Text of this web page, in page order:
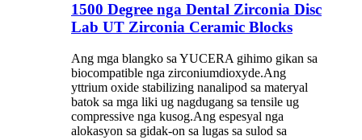
1500 Degree nga Dental Zirconia Disc
Lab UT Zirconia Ceramic Blocks
Ang mga blangko sa YUCERA gihimo gikan sa
biocompatible nga zirconiumdioxyde.Ang
yttrium oxide stabilizing nanalipod sa materyal
batok sa mga liki ug nagdugang sa tensile ug
compressive nga kusog.Ang espesyal nga
alokasyon sa gidak-on sa lugas sa sulod sa